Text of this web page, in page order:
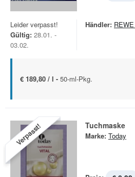
Leider verpasst!
Gültig: 28.01. -
03.02.
Händler:
€ 189,80 / l - 50-ml-Pkg.
Verpasst! Tuchmaske
Marke: Today